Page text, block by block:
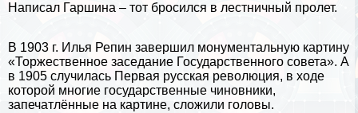
Написал Гаршина – тот бросился в лестничный пролет.
В 1903 г. Илья Репин завершил монументальную картину
«Торжественное заседание Государственного совета». А
в 1905 случилась Первая русская революция, в ходе
которой многие государственные чиновники,
запечатлённые на картине, сложили головы.